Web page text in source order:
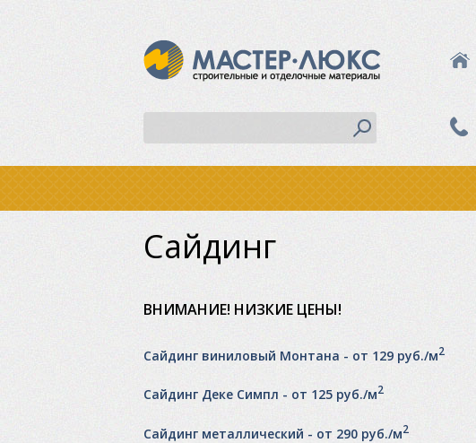
Сайдинг
ВНИМАНИЕ! НИЗКИЕ ЦЕНЫ!
Сайдинг виниловый Монтана - от 129 руб./м2
Сайдинг Деке Симпл - от 125 руб./м2
Сайдинг металлический - от 290 руб./м2